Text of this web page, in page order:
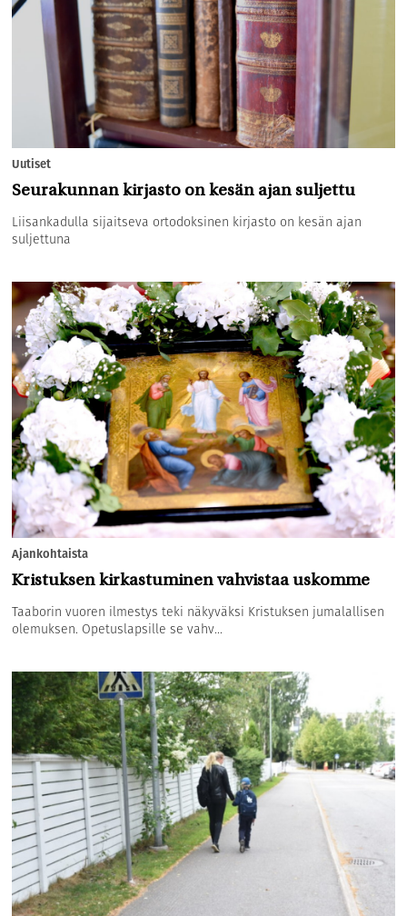
Uutiset
Seurakunnan kirjasto on kesän ajan suljettu
Liisankadulla sijaitseva ortodoksinen kirjasto on kesän ajan
suljettuna
Ajankohtaista
Kristuksen kirkastuminen vahvistaa uskomme
Taaborin vuoren ilmestys teki näkyväksi Kristuksen jumalallisen
olemuksen. Opetuslapsille se vahv...